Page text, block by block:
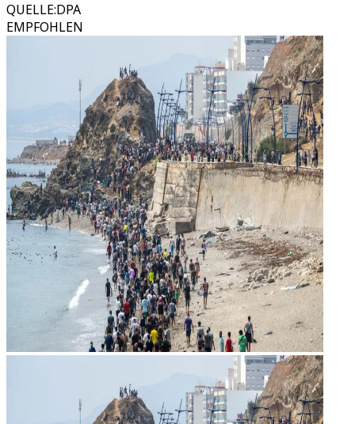
QUELLE:DPA
EMPFOHLEN